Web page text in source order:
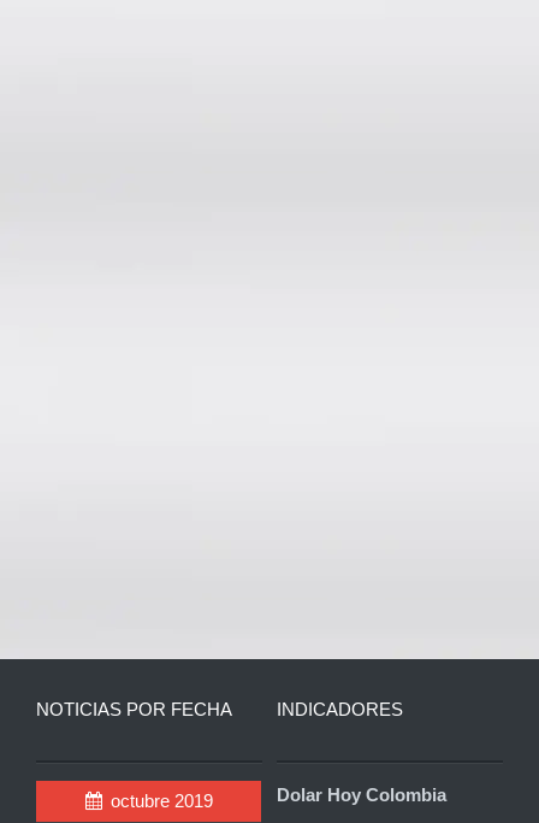
NOTICIAS POR FECHA
octubre 2019
INDICADORES
Dolar Hoy Colombia